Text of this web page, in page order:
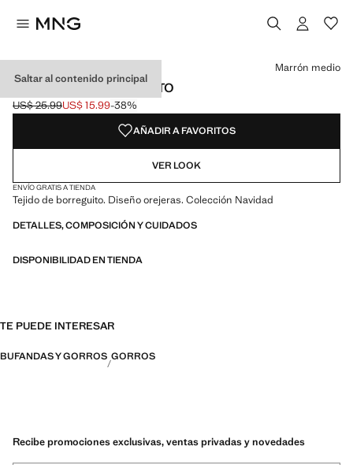
Saltar al contenido principal
OREJERAS BORREGUITO
Precio inicial tachado [US$ 25.99 ]
US$ 25.99
Precio actual [US$ 15.99 ]
US$ 15.99-38%
Selecciona un color
Color Marrón medio seleccionado
Marrón medio
AÑADIR A FAVORITOS
VER LOOK
ENVÍO GRATIS A TIENDA
Tejido de borreguito. Diseño orejeras. Colección Navidad
DETALLES, COMPOSICIÓN Y CUIDADOS
DISPONIBILIDAD EN TIENDA
TE PUEDE INTERESAR
BUFANDAS Y GORROS GORROS
Recibe promociones exclusivas, ventas privadas y novedades